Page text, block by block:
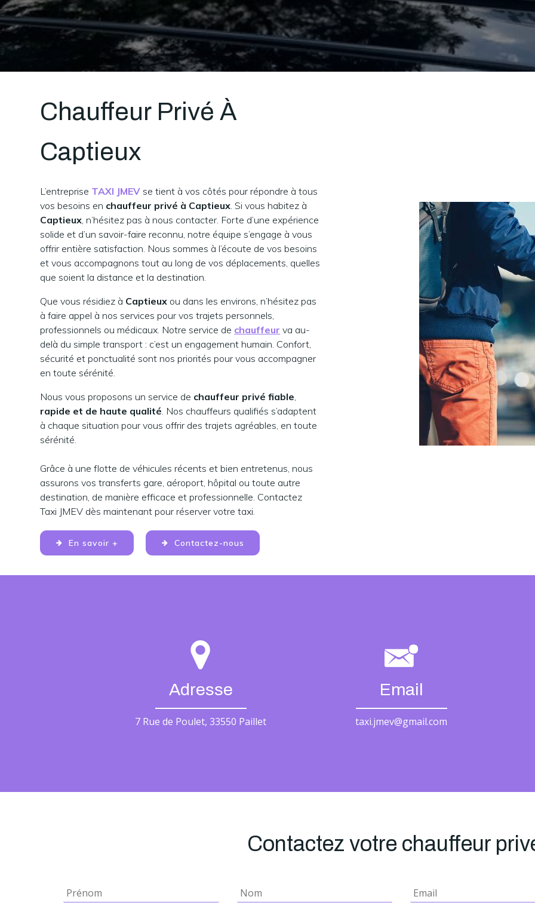
Chauffeur Privé À
Captieux
L’entreprise TAXI JMEV se tient à vos côtés pour répondre à tous
vos besoins en chauffeur privé à Captieux . Si vous habitez à
Captieux , n’hésitez pas à nous contacter. Forte d’une expérience
solide et d’un savoir-faire reconnu, notre équipe s’engage à vous
offrir entière satisfaction. Nous sommes à l’écoute de vos besoins
et vous accompagnons tout au long de vos déplacements, quelles
que soient la distance et la destination.
Que vous résidiez à Captieux ou dans les environs, n’hésitez pas
à faire appel à nos services pour vos trajets personnels,
professionnels ou médicaux. Notre service de chauffeur va au-
delà du simple transport : c’est un engagement humain. Confort,
sécurité et ponctualité sont nos priorités pour vous accompagner
en toute sérénité.
Nous vous proposons un service de chauffeur privé fiable
rapide et de haute qualité . Nos chauffeurs qualifiés s’adaptent
à chaque situation pour vous offrir des trajets agréables, en toute
sérénité.
Grâce à une flotte de véhicules récents et bien entretenus, nous
assurons vos transferts gare, aéroport, hôpital ou toute autre
destination, de manière efficace et professionnelle. Contactez
Taxi JMEV dès maintenant pour réserver votre taxi.
En savoir + Contactez-nous
Adresse
7 Rue de Poulet, 33550 Paillet
Email
taxi.jmev@gmail.com
Contactez votre chauffeur